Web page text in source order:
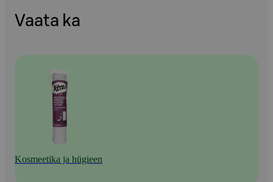
Vaata ka
Kosmeetika ja hügieen